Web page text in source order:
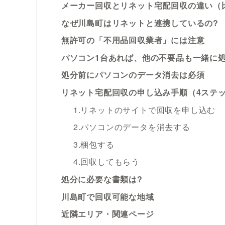
メーカー回収とリネット宅配回収の違い（
なぜ川島町はリネットと連携しているの?
無許可の「不用品回収業者」には注意
パソコン1台あれば、他の不要品も一緒に
処分前にパソコンのデータ消去は必須
リネット宅配回収の申し込み手順（4ステッ
1.リネットのサイトで回収を申し込む
2.パソコンのデータを消去する
3.梱包する
4.回収してもらう
処分に必要な書類は?
川島町で回収可能な地域
近隣エリア・関連ページ